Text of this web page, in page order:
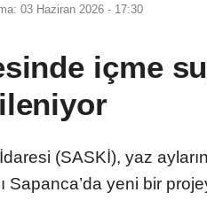
03 Haziran 2026 - 17:30
içme
(SASKİ), yaz
Sapanca’da yeni bir